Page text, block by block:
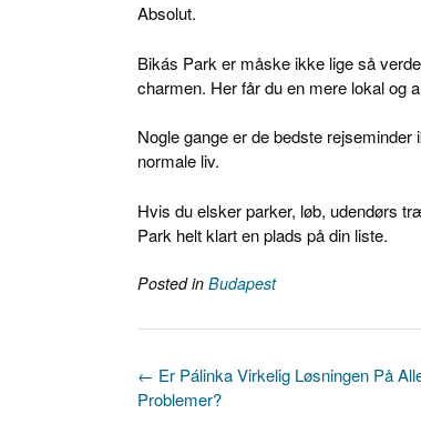
Absolut.
Bikás Park er måske ikke lige så
charmen. Her får du en mere lokal og
Nogle gange er de bedste
normale liv.
Hvis du elsker parker, løb, udendørs
Park helt klart en plads på din liste.
Posted in Budapest
Post
navigation
← Er Pálinka Virkelig Løsningen På
Problemer?